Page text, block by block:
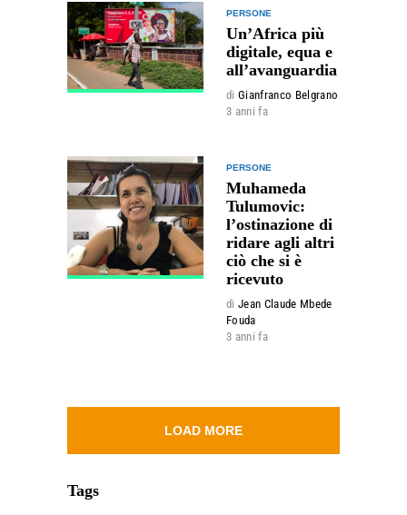
PERSONE
Un’Africa più
digitale, equa e
all’avanguardia
di Gianfranco Belgrano
3 anni fa
PERSONE
Muhameda
Tulumovic:
l’ostinazione di
ridare agli altri
ciò che si è
ricevuto
di Jean Claude Mbede
Fouda
3 anni fa
LOAD MORE
Tags